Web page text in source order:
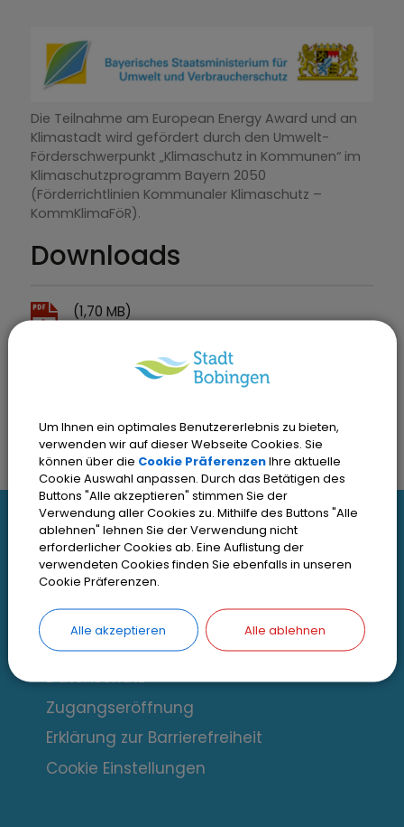
Die Teilnahme am European Energy Award und an
Klimastadt wird gefördert durch den Umwelt-
Förderschwerpunkt „Klimaschutz in Kommunen“ im
Klimaschutzprogramm Bayern 2050
(Förderrichtlinien Kommunaler Klimaschutz –
KommKlimaFöR).
Downloads
(1,70 MB)
I
n
t
e
r
e
s
s
Interessante Links
Kontakt
Inhaltsverzeichnis
Impressum
Datenschutz
Zugangseröffnung
Erklärung zur Barrierefreiheit
Cookie Einstellungen
Um Ihnen ein optimales Benutzererlebnis zu bieten,
verwenden wir auf dieser Webseite Cookies. Sie
können über die Cookie PräferenzenIhre aktuelle
Cookie Auswahl anpassen. Durch das Betätigen des
Buttons "Alle akzeptieren" stimmen Sie der
Verwendung aller Cookies zu. Mithilfe des Buttons "Alle
ablehnen" lehnen Sie der Verwendung nicht
erforderlicher Cookies ab. Eine Auflistung der
verwendeten Cookies finden Sie ebenfalls in unseren
Cookie Präferenzen.
Alle akzeptieren Alle ablehnen